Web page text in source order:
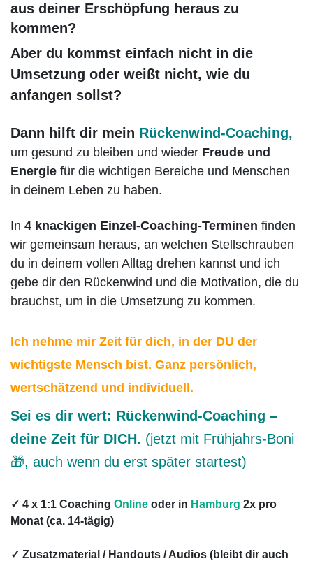
aus deiner Erschöpfung heraus zu
kommen?
Aber du kommst einfach nicht in die
Umsetzung oder weißt nicht, wie du
anfangen sollst?
Dann hilft dir mein Rückenwind-Coaching,
um gesund zu bleiben und wieder Freude und
Energie für die wichtigen Bereiche und Menschen
in deinem Leben zu haben.
In 4 knackigen Einzel-Coaching-Terminen finden
wir gemeinsam heraus, an welchen Stellschrauben
du in deinem vollen Alltag drehen kannst und ich
gebe dir den Rückenwind und die Motivation, die du
brauchst, um in die Umsetzung zu kommen.
Ich nehme mir Zeit für dich, in der DU der
wichtigste Mensch bist. Ganz persönlich,
wertschätzend und individuell.
Sei es dir wert: Rückenwind-Coaching –
deine Zeit für DICH. (jetzt mit Frühjahrs-Boni
🎁, auch wenn du erst später startest)
✓ 4 x 1:1 Coaching Online oder in Hamburg 2x pro
Monat (ca. 14-tägig)
✓ Zusatzmaterial / Handouts / Audios (bleibt dir auch